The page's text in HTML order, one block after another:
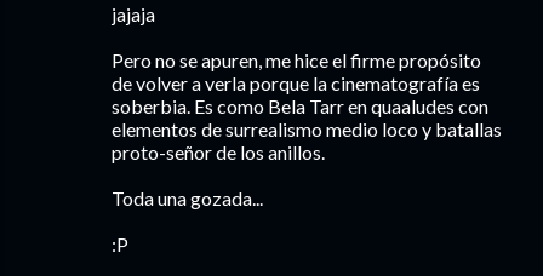
jajaja
Pero no se apuren, me hice el firme propósito
de volver a verla porque la cinematografía es
soberbia. Es como Bela Tarr en quaaludes con
elementos de surrealismo medio loco y batallas
proto-señor de los anillos.
Toda una gozada...
:P